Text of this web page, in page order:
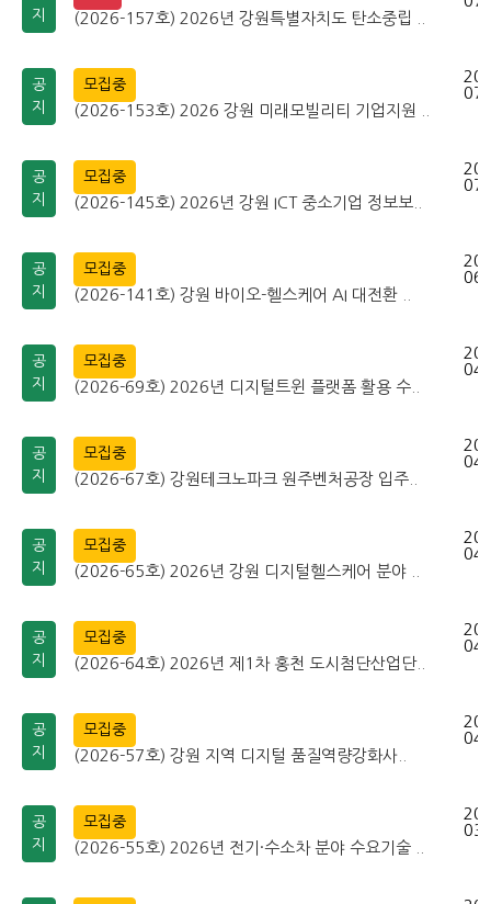
지
(2026-157호) 2026년 강원특별자치도 탄소중립 ..
공
지
모집중
(2026-153호) 2026 강원 미래모빌리티 기업지원 ..
공
지
모집중
(2026-145호) 2026년 강원 ICT 중소기업 정보보..
공
지
모집중
(2026-141호) 강원 바이오-헬스케어 AI 대전환 ..
공
지
모집중
(2026-69호) 2026년 디지털트윈 플랫폼 활용 수..
공
지
모집중
(2026-67호) 강원테크노파크 원주벤처공장 입주..
공
지
모집중
(2026-65호) 2026년 강원 디지털헬스케어 분야 ..
공
지
모집중
(2026-64호) 2026년 제1차 홍천 도시첨단산업단..
공
지
모집중
(2026-57호) 강원 지역 디지털 품질역량강화사..
공
지
모집중
(2026-55호) 2026년 전기·수소차 분야 수요기술 ..